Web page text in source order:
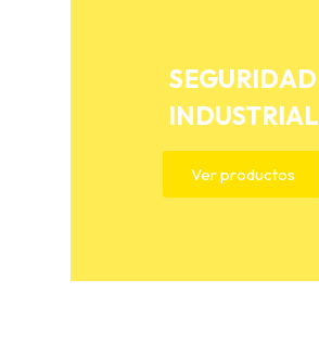
SEGURIDAD
INDUSTRIAL
Ver productos